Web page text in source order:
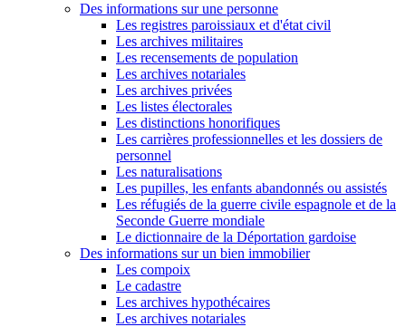
Des informations sur une personne
Les registres paroissiaux et d'état civil
Les archives militaires
Les recensements de population
Les archives notariales
Les archives privées
Les listes électorales
Les distinctions honorifiques
Les carrières professionnelles et les dossiers de
personnel
Les naturalisations
Les pupilles, les enfants abandonnés ou assistés
Les réfugiés de la guerre civile espagnole et de la
Seconde Guerre mondiale
Le dictionnaire de la Déportation gardoise
Des informations sur un bien immobilier
Les compoix
Le cadastre
Les archives hypothécaires
Les archives notariales